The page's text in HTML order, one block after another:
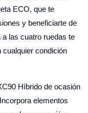
ECO, que te
y beneficiarte de
las cuatro ruedas te
cualquier condición
Híbrido de ocasión
elementos